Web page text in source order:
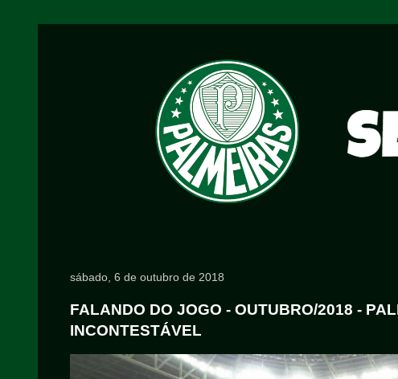
sábado, 6 de outubro de 2018
FALANDO DO JOGO - OUTUBRO/2018 -
INCONTESTÁVEL